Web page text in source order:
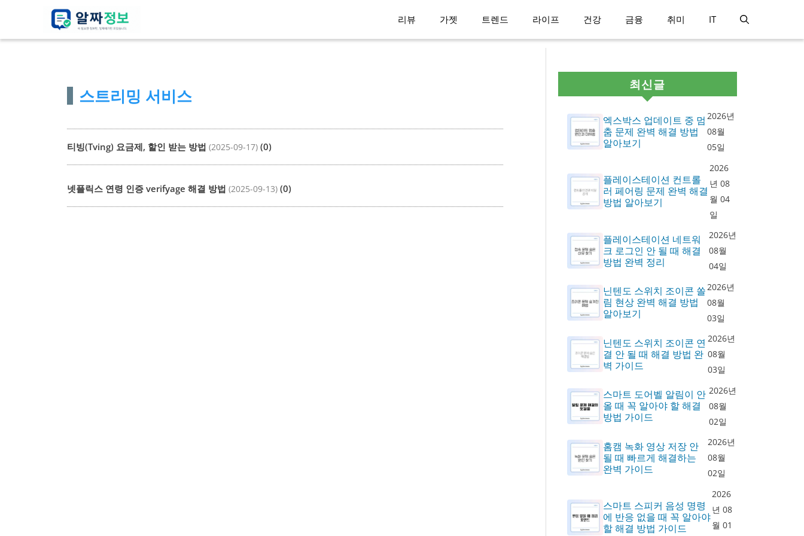
리뷰 가젯 트렌드 라이프 건강 금융 취미 IT
스트리밍 서비스
티빙(Tving) 요금제, 할인 받는 방법 (2025-09-17) (0)
넷플릭스 연령 인증 verifyage 해결 방법 (2025-09-13) (0)
최신글
엑스박스 업데이트 중 멈
춤 문제 완벽 해결 방법
알아보기
2026년
08월
05일
플레이스테이션 컨트롤
러 페어링 문제 완벽 해결
방법 알아보기
2026
년 08
월 04
일
플레이스테이션 네트워
크 로그인 안 될 때 해결
방법 완벽 정리
2026년
08월
04일
닌텐도 스위치 조이콘 쏠
림 현상 완벽 해결 방법
알아보기
2026년
08월
03일
닌텐도 스위치 조이콘 연
결 안 될 때 해결 방법 완
벽 가이드
2026년
08월
03일
스마트 도어벨 알림이 안
올 때 꼭 알아야 할 해결
방법 가이드
2026년
08월
02일
홈캠 녹화 영상 저장 안
될 때 빠르게 해결하는
완벽 가이드
2026년
08월
02일
스마트 스피커 음성 명령
에 반응 없을 때 꼭 알아야
할 해결 방법 가이드
2026
년 08
월 01